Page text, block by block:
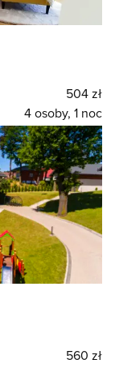
504 zł
4 osoby, 1 noc
560 zł